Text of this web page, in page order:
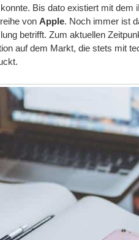
Bis dato existiert mit dem
von Apple. Noch immer ist
betrifft. Zum aktuellen
auf dem Markt, die stets mit